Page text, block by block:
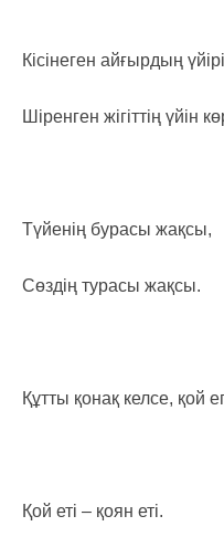
Кісінеген айғырдың
Шіренген жігіттің үйін
Түйенің бурасы жақсы,
Сөздің турасы жақсы.
Құтты қонақ келсе, қой
Қой еті – қоян еті.